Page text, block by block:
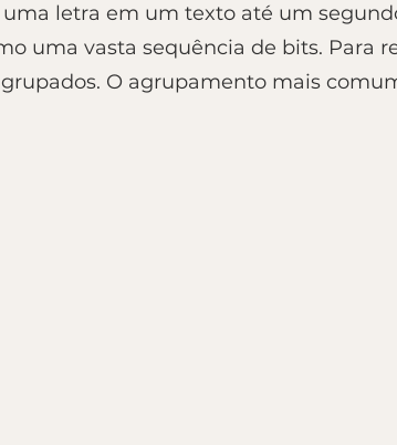
letra em um texto até um
uma vasta sequência de bits. Para
O agrupamento mais